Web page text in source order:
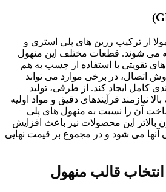
از ترکیب رزین های پلی استری و
می شوند. قطعات مختلف این منهول
تقویتی با استفاده از چسب به هم
اتصال، در برخی موارد می تواند
کامل ایجاد کند. از طرفی، تولید
نیازمند فرآیندهای دقیق و مواد اولیه
آن را نسبت به منهول های پلی
بالاتر این محصولات نیز باعث افزایش
آنها می شود و در مجموع بر قیمت نهایی
قالب منهول